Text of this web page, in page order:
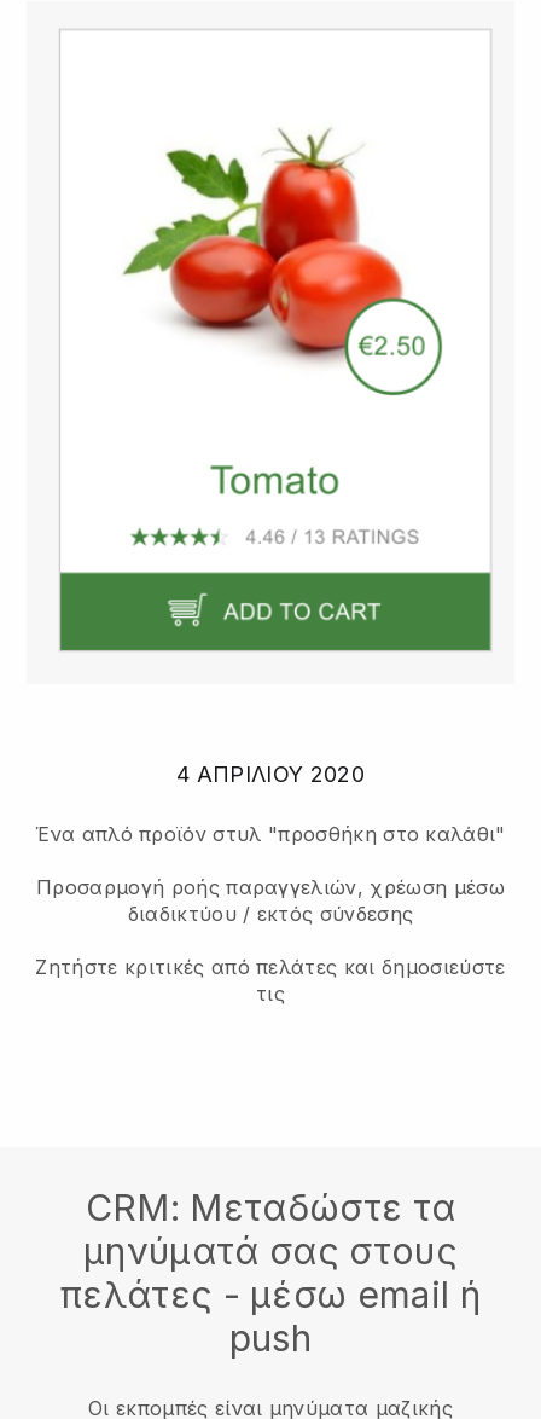
4 ΑΠΡΙΛΊΟΥ 2020
Ένα απλό προϊόν στυλ "προσθήκη στο καλάθι"
Προσαρμογή ροής παραγγελιών, χρέωση μέσω
διαδικτύου / εκτός σύνδεσης
Ζητήστε κριτικές από πελάτες και δημοσιεύστε
τις
CRM: Μεταδώστε τα
μηνύματά σας στους
πελάτες - μέσω email ή
push
Οι εκπομπές είναι μηνύματα μαζικής